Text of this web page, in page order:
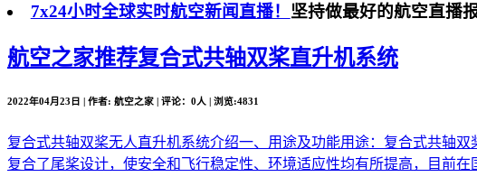
7x24小时全球实时航空新闻直播！ 坚持做最好的航空直播
航空之家推荐复合式共轴双桨直升机系统
2022年04月23日 | 作者: 航空之家 | 评论：0人 | 浏览:4831
复合式共轴双桨无人直升机系统介绍一、用途及功能用途：复合式共轴
复合了尾桨设计，使安全和飞行稳定性、环境适应性均有所提高，目前